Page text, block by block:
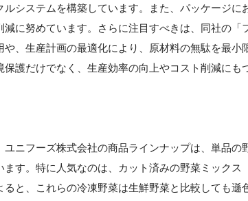
システムを構築しています。また、パッケージに
に努めています。さらに注目すべきは、同社の「
、生産計画の最適化により、原材料の無駄を最小
護だけでなく、生産効率の向上やコスト削減にも
ニフーズ株式会社の商品ラインナップは、単品の
す。特に人気なのは、カット済みの野菜ミックス
と、これらの冷凍野菜は生鮮野菜と比較しても遜